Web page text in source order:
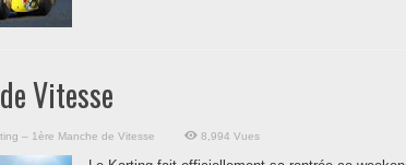
Vitesse
– 1ère Manche de Vitesse 8,994 Vues